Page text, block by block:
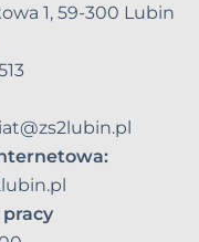
1, 59-300 Lubin